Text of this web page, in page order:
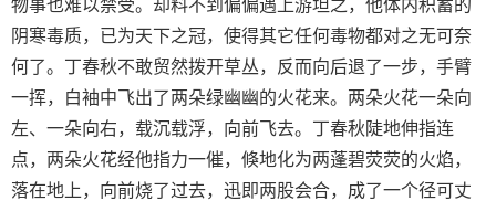
物事也难以禁受。却料不到偏偏遇上游坦之，他体内积蓄的
阴寒毒质，已为天下之冠，使得其它任何毒物都对之无可奈
何了。丁春秋不敢贸然拨开草丛，反而向后退了一步，手臂
一挥，白袖中飞出了两朵绿幽幽的火花来。两朵火花一朵向
左、一朵向右，载沉载浮，向前飞去。丁春秋陡地伸指连
点，两朵火花经他指力一催，倏地化为两蓬碧荧荧的火焰，
落在地上，向前烧了过去，迅即两股会合，成了一个径可丈